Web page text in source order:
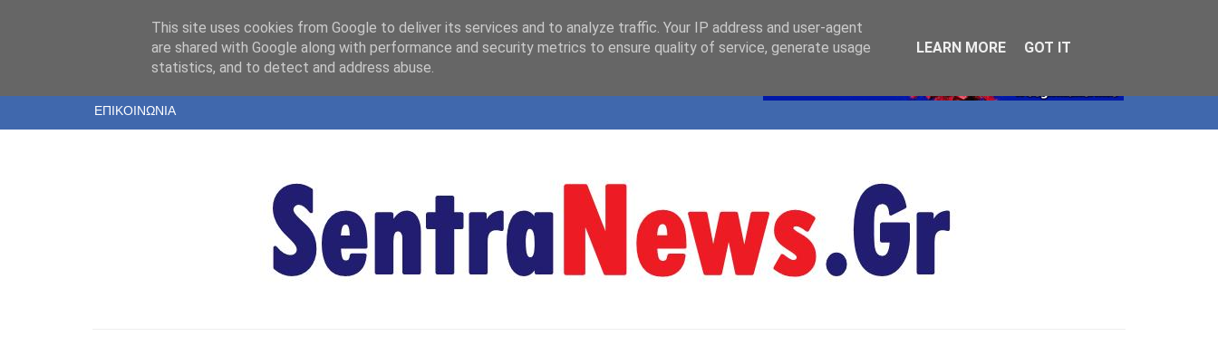
ΤΑΥΤΟΤΗΤΑ
ΕΝΤΥΠΗ ΕΚΔΟΣΗ
ΕΠΙΚΟΙΝΩΝΙΑ
This site uses cookies from Google to deliver its services and to analyze traffic. Your IP address and user-agent
are shared with Google along with performance and security metrics to ensure quality of service, generate usage
statistics, and to detect and address abuse.
LEARN MORE GOT IT